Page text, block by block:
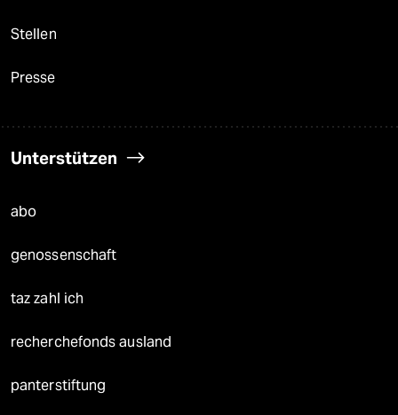
Stellen
Presse
Unterstützen
abo
genossenschaft
taz zahl ich
recherchefonds ausland
panterstiftung